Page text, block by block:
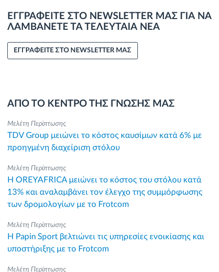
ΕΓΓΡΑΦΕΙΤΕ ΣΤΟ NEWSLETTER ΜΑΣ ΓΙΑ ΝΑ
ΛΑΜΒΑΝΕΤΕ ΤΑ ΤΕΛΕΥΤΑΙΑ ΝΕΑ
ΕΓΓΡΑΦΕΙΤΕ ΣΤΟ NEWSLETTER ΜΑΣ
ΑΠΟ ΤΟ ΚΕΝΤΡΟ ΤΗΣ ΓΝΩΣΗΣ ΜΑΣ
Μελέτη Περίπτωσης
TDV Group μειώνει το κόστος καυσίμων κατά 6% με
προηγμένη διαχείριση στόλου
Μελέτη Περίπτωσης
Η OREYAFRICA μειώνει το κόστος του στόλου κατά
13% και αναλαμβάνει τον έλεγχο της συμμόρφωσης
των δρομολογίων με το Frotcom
Μελέτη Περίπτωσης
Η Papin Sport βελτιώνει τις υπηρεσίες ενοικίασης και
υποστήριξης με το Frotcom
Μελέτη Περίπτωσης